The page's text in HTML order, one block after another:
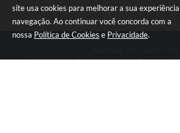
site usa cookies para melhorar a sua
navegação. Ao continuar você concorda com a
nossa Política de Cookies e Privacidade.
Endereço: Av: Eduardo Vicente, 5/20 -